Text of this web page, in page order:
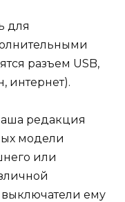
для
разъем USB,
интернет).
редакция
модели
или
выключатели ему